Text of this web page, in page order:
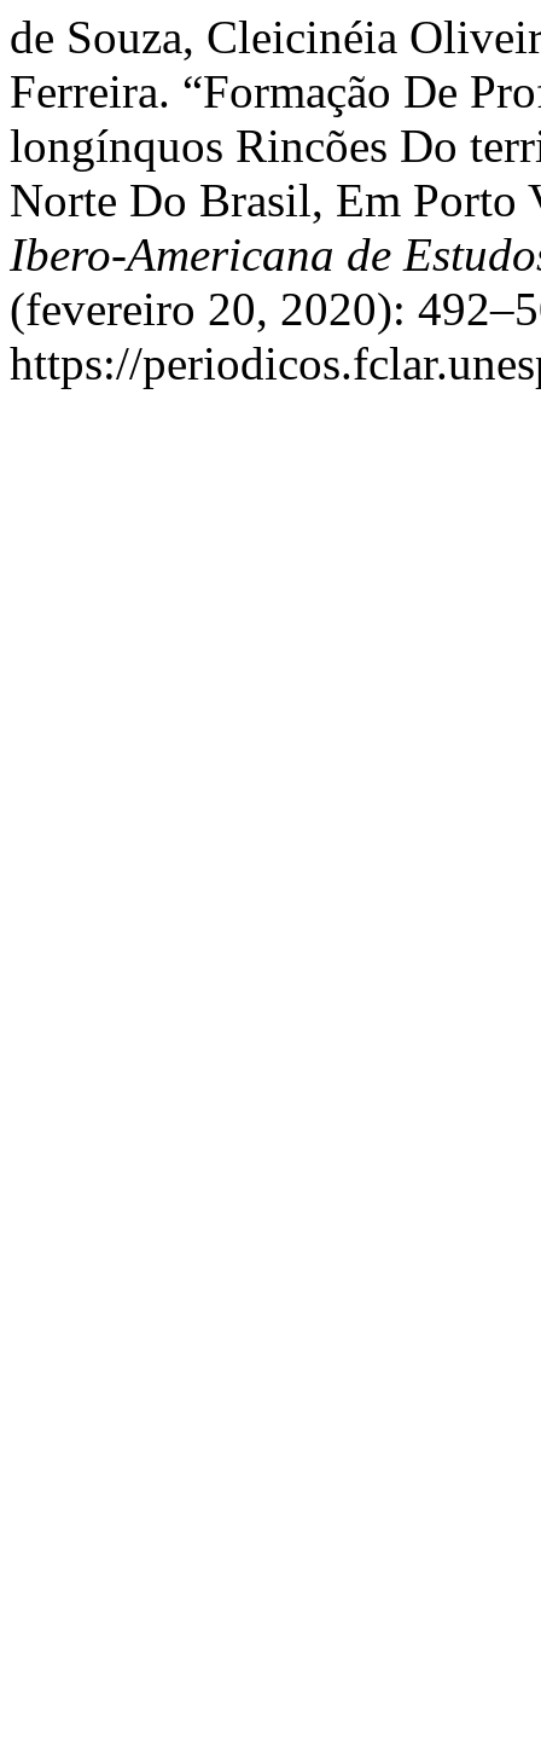
de Souza, Cleicinéia
Ferreira. “Formação De
longínquos Rincões Do
Norte Do Brasil, Em
Ibero-Americana de
(fevereiro 20, 2020):
https://